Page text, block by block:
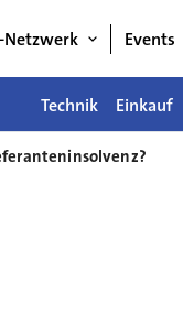
Netzwerk Events
Technik Einkauf